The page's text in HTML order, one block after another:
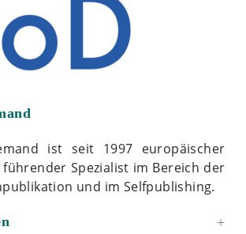
ist seit 1997 europäischer
Spezialist im Bereich der
und im Selfpublishing.